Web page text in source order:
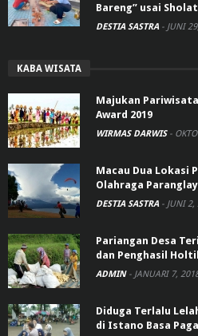
Bareng” usai
DESTIA SASTRA - JUNI
KABA WISATA
Majukan
Award 2019
WIRMAS DARWIS -
Macau Dua Lokasi
Olahraga
DESTIA SASTRA - JUNI 2,
Pariangan Desa
dan Penghasil
ADMIN - JANUARI 7,
Diduga Terlalu
di Istano Basa